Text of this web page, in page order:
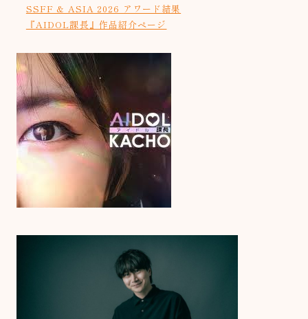
SSFF & ASIA 2026 アワード結果
『AIDOL課長』作品紹介ページ